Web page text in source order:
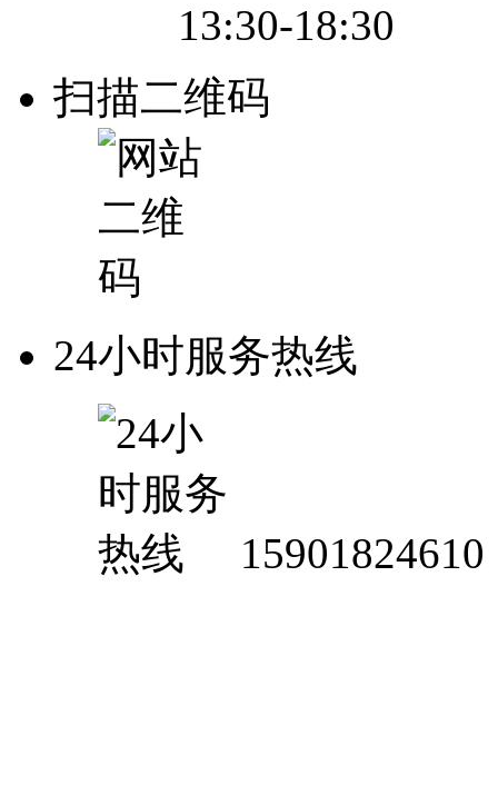
13:30-18:30
扫描二维码
24小时服务热线
15901824610